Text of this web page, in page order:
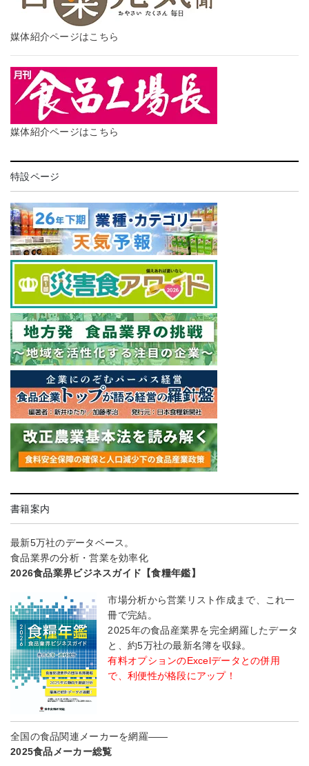
媒体紹介ページはこちら
媒体紹介ページはこちら
特設ページ
書籍案内
最新5万社のデータベース。
食品業界の分析・営業を効率化
2026食品業界ビジネスガイド【食糧年鑑】
市場分析から営業リスト作成まで、これ一
冊で完結。
2025年の食品産業界を完全網羅したデータ
と、約5万社の最新名簿を収録。
有料オプションのExcelデータとの併用
で、利便性が格段にアップ！
全国の食品関連メーカーを網羅――
2025食品メーカー総覧